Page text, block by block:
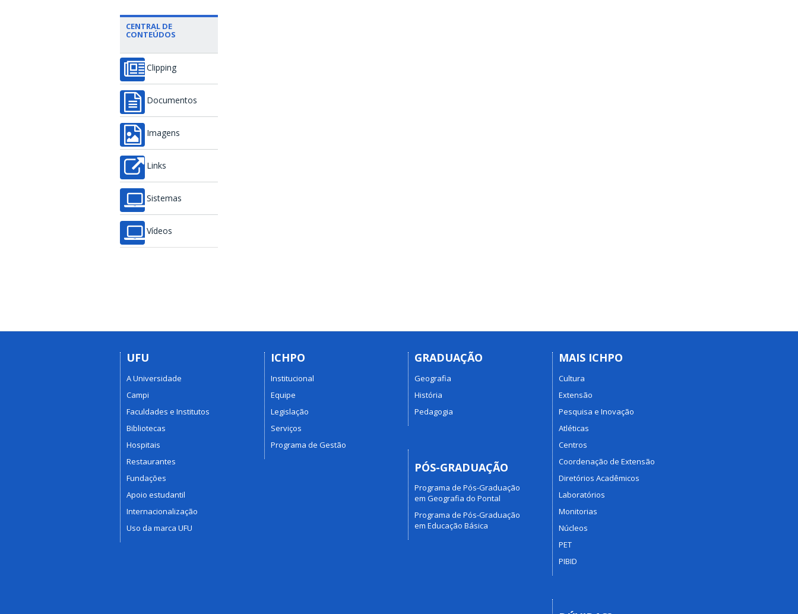
CENTRAL DE
CONTEÚDOS
Clipping
Documentos
Imagens
Links
Sistemas
Vídeos
UFU
A Universidade
Campi
Faculdades e Institutos
Bibliotecas
Hospitais
Restaurantes
Fundações
Apoio estudantil
Internacionalização
Uso da marca UFU
ICHPO
Institucional
Equipe
Legislação
Serviços
Programa de Gestão
GRADUAÇÃO
Geografia
História
Pedagogia
PÓS-GRADUAÇÃO
Programa de Pós-Graduação
em Geografia do Pontal
Programa de Pós-Graduação
em Educação Básica
MAIS ICHPO
Cultura
Extensão
Pesquisa e Inovação
Atléticas
Centros
Coordenação de Extensão
Diretórios Acadêmicos
Laboratórios
Monitorias
Núcleos
PET
PIBID